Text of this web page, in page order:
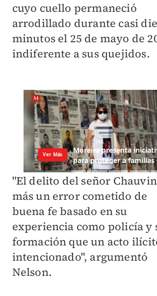
cuyo cuello permaneció
arrodillado durante casi
minutos el 25 de mayo de
indiferente a sus quejidos.
"El delito del señor
más un error cometido de
buena fe basado en su
experiencia como policía y
formación que un acto
intencionado", argumentó
Nelson.